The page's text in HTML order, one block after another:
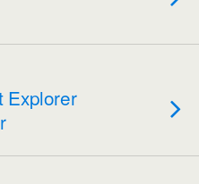
Explorer